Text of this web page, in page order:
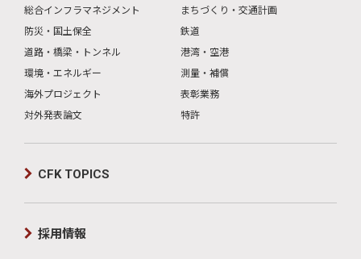
総合インフラマネジメント
まちづくり・交通計画
防災・国土保全
鉄道
道路・橋梁・トンネル
港湾・空港
環境・エネルギー
測量・補償
海外プロジェクト
表彰業務
対外発表論文
特許
CFK TOPICS
採用情報